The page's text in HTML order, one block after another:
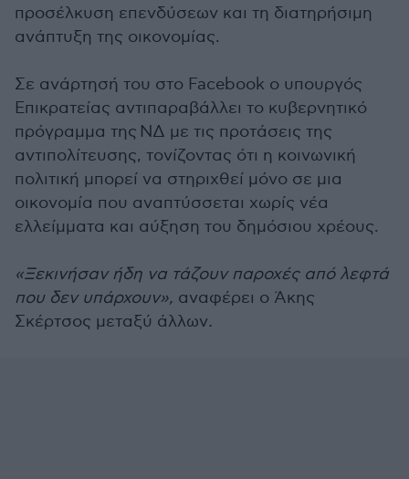
προσέλκυση επενδύσεων και τη διατηρήσιμη
ανάπτυξη της οικονομίας.
Σε ανάρτησή του στο Facebook ο υπουργός
Επικρατείας αντιπαραβάλλει το κυβερνητικό
πρόγραμμα της ΝΔ με τις προτάσεις της
αντιπολίτευσης, τονίζοντας ότι η κοινωνική
πολιτική μπορεί να στηριχθεί μόνο σε μια
οικονομία που αναπτύσσεται χωρίς νέα
ελλείμματα και αύξηση του δημόσιου χρέους.
«Ξεκινήσαν ήδη να τάζουν παροχές από λεφτά
που δεν υπάρχουν», αναφέρει ο Άκης
Σκέρτσος μεταξύ άλλων.